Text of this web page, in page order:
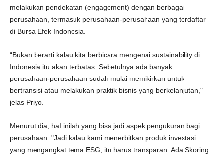
melakukan pendekatan (engagement) dengan berbagai
perusahaan, termasuk perusahaan-perusahaan yang terdaftar
di Bursa Efek Indonesia.
“Bukan berarti kalau kita berbicara mengenai sustainability di
Indonesia itu akan terbatas. Sebetulnya ada banyak
perusahaan-perusahaan sudah mulai memikirkan untuk
bertransisi atau melakukan praktik bisnis yang berkelanjutan,"
jelas Priyo.
Menurut dia, haI inilah yang bisa jadi aspek pengukuran bagi
perusahaan. "Jadi kalau kami menerbitkan produk investasi
yang mengangkat tema ESG, itu harus transparan. Ada Skoring